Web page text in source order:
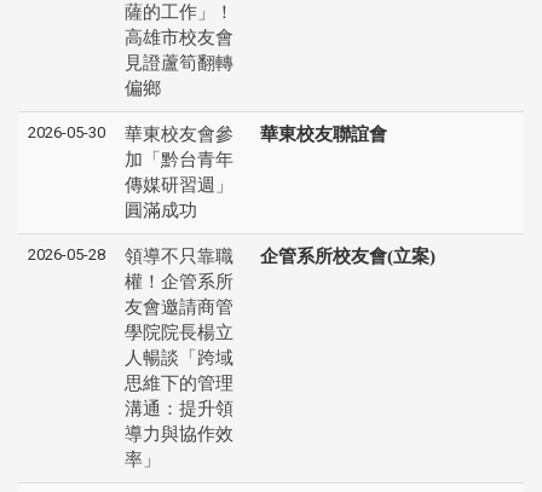
薩的工作」！
高雄市校友會
見證蘆筍翻轉
偏鄉
2026-05-30
華東校友會參
加「黔台青年
傳媒研習週」
圓滿成功
華東校友聯誼會
2026-05-28
領導不只靠職
權！企管系所
友會邀請商管
學院院長楊立
人暢談「跨域
思維下的管理
溝通：提升領
導力與協作效
率」
企管系所校友會(立案)